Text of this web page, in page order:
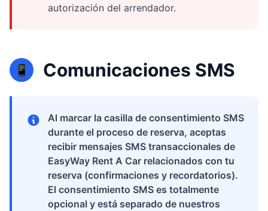
autorización del arrendador.
📱 Comunicaciones SMS
Al marcar la casilla de consentimiento SMS
durante el proceso de reserva, aceptas
recibir mensajes SMS transaccionales de
EasyWay Rent A Car relacionados con tu
reserva (confirmaciones y recordatorios).
El consentimiento SMS es totalmente
opcional y está separado de nuestros